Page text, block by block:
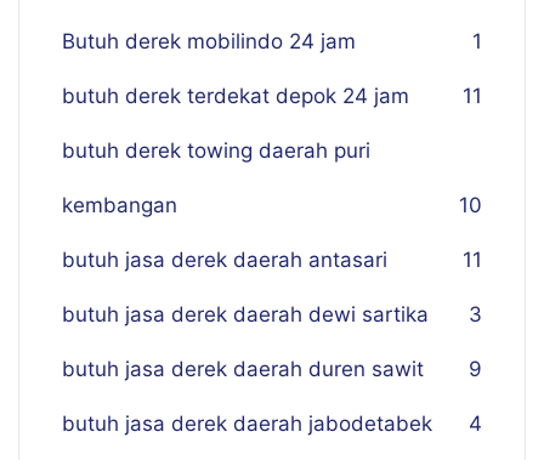
Butuh derek mobilindo 24 jam 1
butuh derek terdekat depok 24 jam 11
butuh derek towing daerah puri
kembangan 10
butuh jasa derek daerah antasari 11
butuh jasa derek daerah dewi sartika 3
butuh jasa derek daerah duren sawit 9
butuh jasa derek daerah jabodetabek 4